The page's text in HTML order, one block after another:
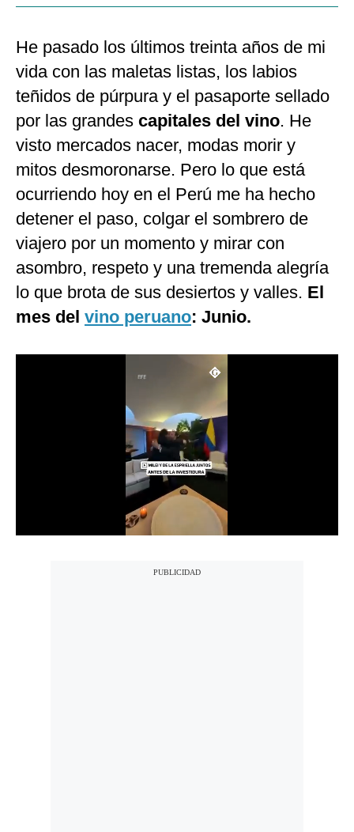
He pasado los últimos treinta años de mi
vida con las maletas listas, los labios
teñidos de púrpura y el pasaporte sellado
por las grandes capitales del vino. He
visto mercados nacer, modas morir y
mitos desmoronarse. Pero lo que está
ocurriendo hoy en el Perú me ha hecho
detener el paso, colgar el sombrero de
viajero por un momento y mirar con
asombro, respeto y una tremenda alegría
lo que brota de sus desiertos y valles. El
mes del vino peruano: Junio.